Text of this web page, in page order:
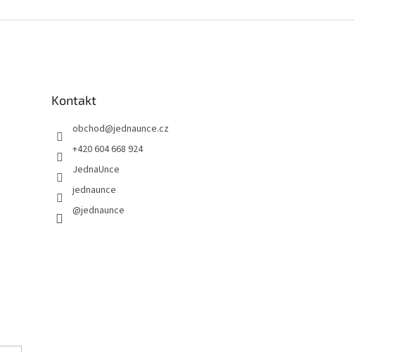
Kontakt
obchod@jednaunce.cz
+420 604 668 924
JednaUnce
jednaunce
@jednaunce